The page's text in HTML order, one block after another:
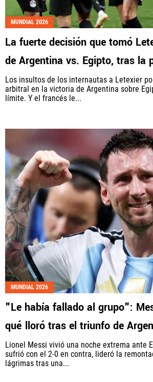
MUNDIAL 2026
La fuerte decisión que tomó
de Argentina vs. Egipto, tras la
Los insultos de los internautas a Letexier
arbitral en la victoria de Argentina sobre
límite. Y el francés le...
MUNDIAL 2026
"Le había fallado al grupo":
qué lloró tras el triunfo de
Lionel Messi vivió una noche extrema ante
sufrió con el 2-0 en contra, lideró la
lágrimas tras una...